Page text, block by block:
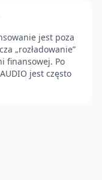
jest poza
„rozładowanie”
finansowej. Po
jest często